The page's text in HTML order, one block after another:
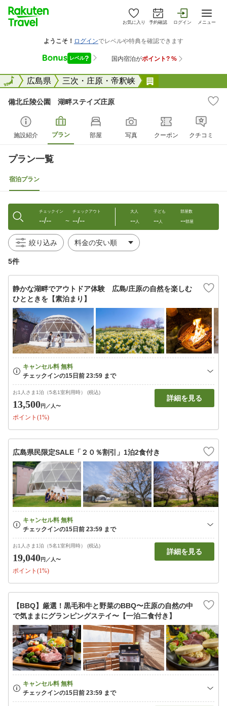
お気に入り 予約確認 ログイン メニュー
全国広島県 三次・庄原・帝釈峡
全国
備北丘陵公園 湖畔ステイズ庄原
施設紹介 プラン 部屋 写真 クーポン クチコミ
プラン一覧
宿泊プラン
チェックイン
--/-- 〜
チェックアウト
--/--
大人
--人
子ども
--人
部屋数
--部屋
絞り込み
5件
静かな湖畔でアウトドア体験 広島/庄原の自然を楽しむ
ひとときを【素泊まり】
お1人さま1泊（5名1室利用時） (税込)
13,500円 ／人〜
ポイント(1%)
詳細を見る
広島県民限定SALE「２０％割引」1泊2食付き
お1人さま1泊（5名1室利用時） (税込)
19,040円 ／人〜
ポイント(1%)
詳細を見る
【BBQ】厳選！黒毛和牛と野菜のBBQ〜庄原の自然の中
で気ままにグランピングステイ〜【一泊二食付き】